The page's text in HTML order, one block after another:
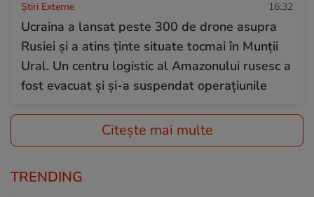
Știri Externe 16:32
Ucraina a lansat peste 300 de drone asupra
Rusiei și a atins ținte situate tocmai în Munții
Ural. Un centru logistic al Amazonului rusesc a
fost evacuat și și-a suspendat operațiunile
Citește mai multe
TRENDING